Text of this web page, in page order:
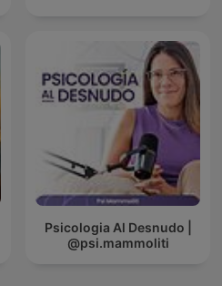
Psicologia Al Desnudo |
@psi.mammoliti